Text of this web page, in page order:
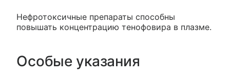
Нефротоксичные препараты способны
повышать концентрацию тенофовира в плазме.
Особые указания